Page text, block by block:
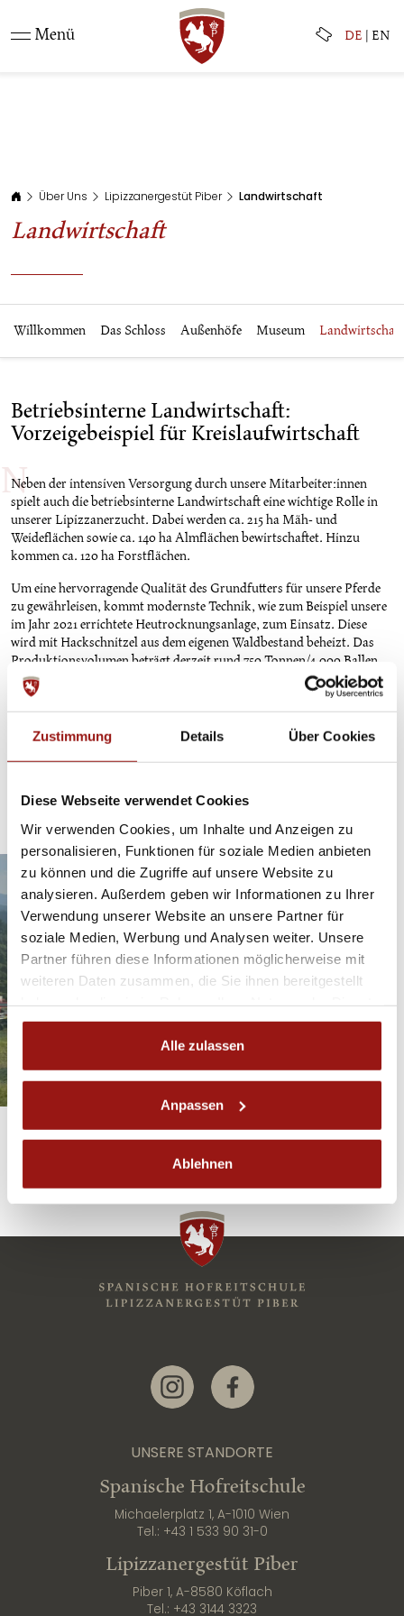
Zustimmung Details Über Cookies
Diese Webseite verwendet Cookies
Wir verwenden Cookies, um Inhalte und Anzeigen zu
personalisieren, Funktionen für soziale Medien anbieten
zu können und die Zugriffe auf unsere Website zu
analysieren. Außerdem geben wir Informationen zu Ihrer
Verwendung unserer Website an unsere Partner für
soziale Medien, Werbung und Analysen weiter. Unsere
Partner führen diese Informationen möglicherweise mit
weiteren Daten zusammen, die Sie ihnen bereitgestellt
gesammelt haben.
Alle zulassen
Anpassen
Ablehnen
DE EN
Menü
Über Uns Lipizzanergestüt Piber Landwirtschaft
Landwirtschaft
Willkommen Das Schloss Außenhöfe Museum Landwirtschaft
Betriebsinterne Landwirtschaft:
Vorzeigebeispiel für Kreislaufwirtschaft
Neben der intensiven Versorgung durch unsere Mitarbeiter:innen
spielt auch die betriebsinterne Landwirtschaft eine wichtige Rolle in
unserer Lipizzanerzucht. Dabei werden ca. 215 ha Mäh- und
Weideflächen sowie ca. 140 ha Almflächen bewirtschaftet. Hinzu
kommen ca. 120 ha Forstflächen.
Um eine hervorragende Qualität des Grundfutters für unsere Pferde
zu gewährleisen, kommt modernste Technik, wie zum Beispiel unsere
im Jahr 2021 errichtete Heutrocknungsanlage, zum Einsatz. Diese
wird mit Hackschnitzel aus dem eigenen Waldbestand beheizt. Das
Produktionsvolumen beträgt derzeit rund 750 Tonnen/4.000 Ballen
Heu pro Jahr. Mittelfristiges Ziel ist es, sämtliche Standorte der
Spanischen Hofreitschule mit selbst produziertem Heu aus Piber zu
versorgen. Die jährlich anfallenden 5-7 Tonnen Pferdemist werden
wiederum zur Düngung der Grünflächen eingesetzt. In Wien wird der
© Spanische Hofreitschule - Lipizzanergestüt Piber GöR
Link zur Instagram-Seite
Link zur Facebook-Seite
UNSERE STANDORTE
Spanische Hofreitschule
Michaelerplatz 1, A-1010 Wien
Tel.: +43 1 533 90 31-0
Lipizzanergestüt Piber
Piber 1, A-8580 Köflach
Tel.: +43 3144 3323